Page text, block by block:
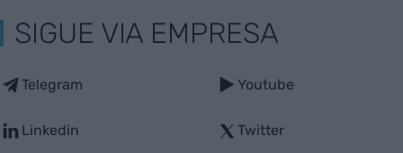
SIGUE VIA EMPRESA
Telegram
Linkedin
Youtube
Twitter